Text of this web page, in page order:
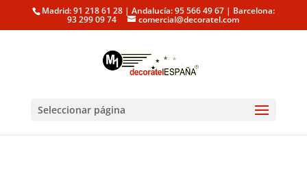
Madrid: 91 218 61 28 | Andalucía: 95 566 49 67 | Barcelona:
93 299 09 74 comercial@decoratel.com
Seleccionar página